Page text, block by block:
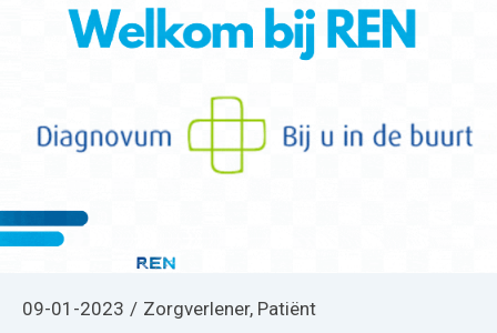
09-01-2023 Zorgverlener, Patiënt